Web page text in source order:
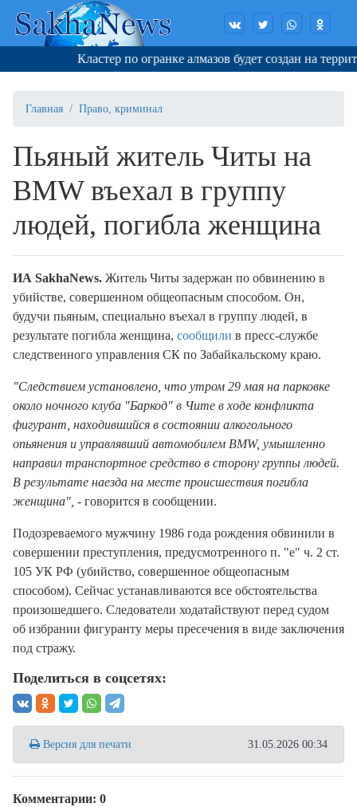
Кластер по огранке алмазов будет создан на
Главная Право, криминал
Пьяный житель Читы на
BMW въехал в группу
людей, погибла женщина
ИА SakhaNews. Житель Читы задержан по обвинению в
убийстве, совершенном общеопасным способом. Он,
будучи пьяным, специально въехал в группу людей, в
результате погибла женщина, сообщили в пресс-службе
следственного управления СК по Забайкальскому краю.
"Следствием установлено, что утром 29 мая на парковке
около ночного клуба "Баркод" в Чите в ходе конфликта
фигурант, находившийся в состоянии алкогольного
опьянения и управлявший автомобилем BMW, умышленно
направил транспортное средство в сторону группы людей.
В результате наезда на месте происшествия погибла
женщина", - говорится в сообщении.
Подозреваемого мужчину 1986 года рождения обвинили в
совершении преступления, предусмотренного п. "е" ч. 2 ст.
105 УК РФ (убийство, совершенное общеопасным
способом). Сейчас устанавливаются все обстоятельства
произошедшего. Следователи ходатайствуют перед судом
об избрании фигуранту меры пресечения в виде заключения
под стражу.
Поделиться в соцсетях:
Версия для печати 31.05.2026 00:34
Комментарии: 0